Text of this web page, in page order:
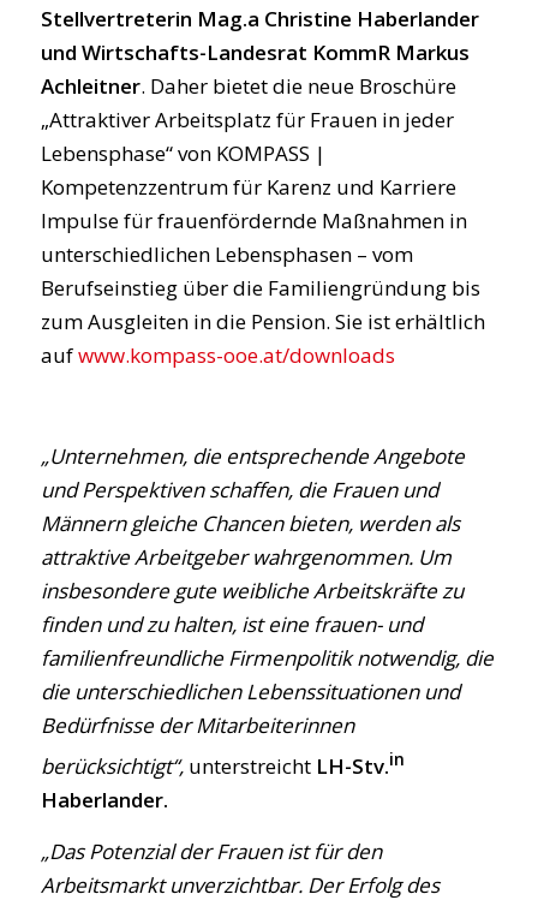
Stellvertreterin Mag.a Christine Haberlander
und Wirtschafts-Landesrat KommR Markus
Achleitner. Daher bietet die neue Broschüre
„Attraktiver Arbeitsplatz für Frauen in jeder
Lebensphase“ von KOMPASS |
Kompetenzzentrum für Karenz und Karriere
Impulse für frauenfördernde Maßnahmen in
unterschiedlichen Lebensphasen – vom
Berufseinstieg über die Familiengründung bis
zum Ausgleiten in die Pension. Sie ist erhältlich
aufwww.kompass-ooe.at/downloads
„Unternehmen, die entsprechende Angebote
und Perspektiven schaffen, die Frauen und
Männern gleiche Chancen bieten, werden als
attraktive Arbeitgeber wahrgenommen. Um
insbesondere gute weibliche Arbeitskräfte zu
finden und zu halten, ist eine frauen- und
familienfreundliche Firmenpolitik notwendig, die
die unterschiedlichen Lebenssituationen und
Bedürfnisse der Mitarbeiterinnen
berücksichtigt“,unterstreicht LH-Stv.in
Haberlander.
„Das Potenzial der Frauen ist für den
Arbeitsmarkt unverzichtbar. Der Erfolg des